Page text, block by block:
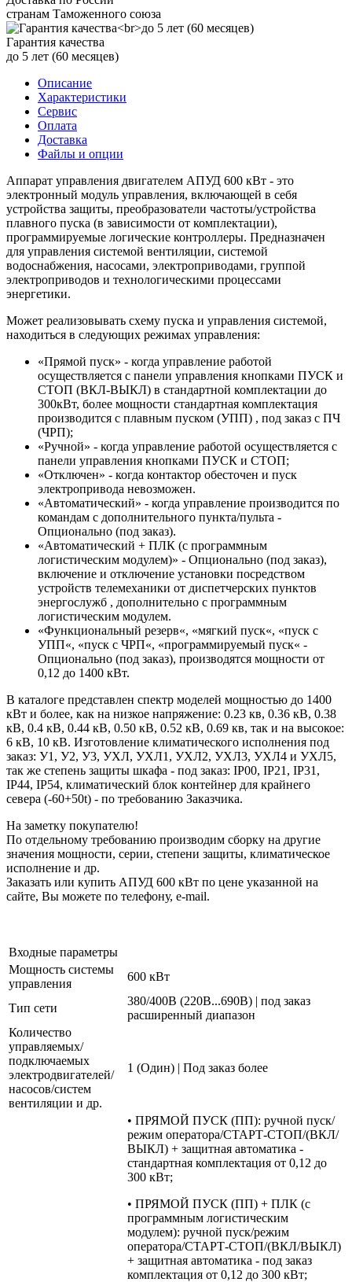
странам Таможенного союза
Гарантия качества
до 5 лет (60 месяцев)
Описание
Характеристики
Сервис
Оплата
Доставка
Файлы и опции
Аппарат управления двигателем АПУД 600 кВт - это
электронный модуль управления, включающей в себя
устройства защиты, преобразователи частоты/устройства
плавного пуска (в зависимости от комплектации),
программируемые логические контроллеры. Предназначен
для управления системой вентиляции, системой
водоснабжения, насосами, электроприводами, группой
электроприводов и технологическими процессами
энергетики.
Может реализовывать схему пуска и управления системой,
находиться в следующих режимах управления:
«Прямой пуск» - когда управление работой
осуществляется с панели управления кнопками ПУСК и
СТОП (ВКЛ-ВЫКЛ) в стандартной комплектации до
300кВт, более мощности стандартная комплектация
производится с плавным пуском (УПП) , под заказ с ПЧ
(ЧРП);
«Ручной» - когда управление работой осуществляется с
панели управления кнопками ПУСК и СТОП;
«Отключен» - когда контактор обесточен и пуск
электропривода невозможен.
«Автоматический» - когда управление производится по
командам с дополнительного пункта/пульта -
Опционально (под заказ).
«Автоматический + ПЛК (с программным
логистическим модулем)» - Опционально (под заказ),
включение и отключение установки посредством
устройств телемеханики от диспетчерских пунктов
энергослужб , дополнительно с программным
логистическим модулем.
«Функциональный резерв«, «мягкий пуск«, «пуск с
УПП«, «пуск с ЧРП«, «программируемый пуск« -
Опционально (под заказ), производятся мощности от
0,12 до 1400 кВт.
В каталоге представлен спектр моделей мощностью до 1400
кВт и более, как на низкое напряжение: 0.23 кв, 0.36 кВ, 0.38
кВ, 0.4 кВ, 0.44 кВ, 0.50 кВ, 0.52 кВ, 0.69 кв, так и на высокое:
6 кВ, 10 кВ. Изготовление климатического исполнения под
заказ: У1, У2, У3, УХЛ, УХЛ1, УХЛ2, УХЛ3, УХЛ4 и УХЛ5,
так же степень защиты шкафа - под заказ: IP00, IP21, IP31,
IP44, IP54, климатический блок контейнер для крайнего
севера (-60+50t) - по требованию Заказчика.
На заметку покупателю!
По отдельному требованию производим сборку на другие
значения мощности, серии, степени защиты, климатическое
исполнение и др.
Заказать или купить АПУД 600 кВт по цене указанной на
сайте, Вы можете по телефону, e-mail.
Входные параметры
Мощность системы
управления
600 кВт
Тип сети
380/400В (220В...690В) | под заказ
расширенный диапазон
Количество
управляемых/
подключаемых
электродвигателей/
насосов/систем
вентиляции и др.
1 (Один) | Под заказ более
• ПРЯМОЙ ПУСК (ПП): ручной пуск/
режим оператора/СТАРТ-СТОП/(ВКЛ/
ВЫКЛ) + защитная автоматика -
стандартная комплектация от 0,12 до
300 кВт;
• ПРЯМОЙ ПУСК (ПП) + ПЛК (с
программным логистическим
модулем): ручной пуск/режим
оператора/СТАРТ-СТОП/(ВКЛ/ВЫКЛ)
+ защитная автоматика - под заказ
комплектация от 0,12 до 300 кВт;